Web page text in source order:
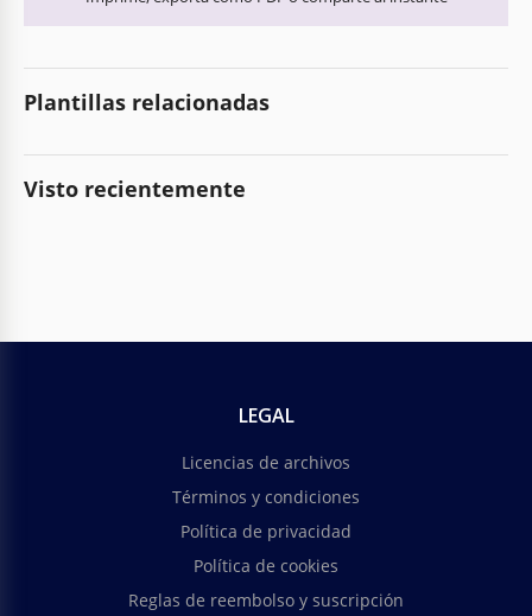
Plantillas relacionadas
Visto recientemente
LEGAL
Licencias de archivos
Términos y condiciones
Política de privacidad
Política de cookies
Reglas de reembolso y suscripción